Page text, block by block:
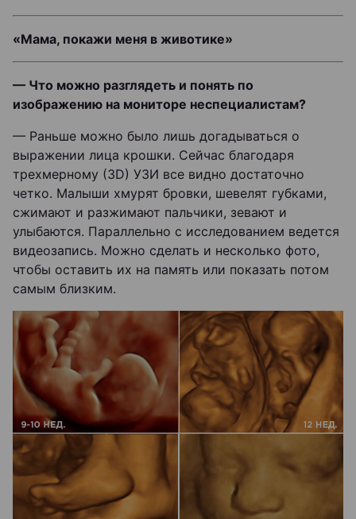
«Мама, покажи меня в животике»
— Что можно разглядеть и понять по
изображению на мониторе неспециалистам?
— Раньше можно было лишь догадываться о
выражении лица крошки. Сейчас благодаря
трехмерному (3D) УЗИ все видно достаточно
четко. Малыши хмурят бровки, шевелят губками,
сжимают и разжимают пальчики, зевают и
улыбаются. Параллельно с исследованием ведется
видеозапись. Можно сделать и несколько фото,
чтобы оставить их на память или показать потом
самым близким.